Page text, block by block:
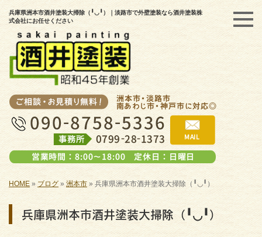
兵庫県洲本市酒井塗装大掃除（╹◡╹）｜淡路市で外壁塗装なら酒井塗装株
式会社にお任せください
HOME » ブログ» 洲本市 » 兵庫県洲本市酒井塗装大掃除（╹◡╹）
兵庫県洲本市酒井塗装大掃除（╹◡╹）